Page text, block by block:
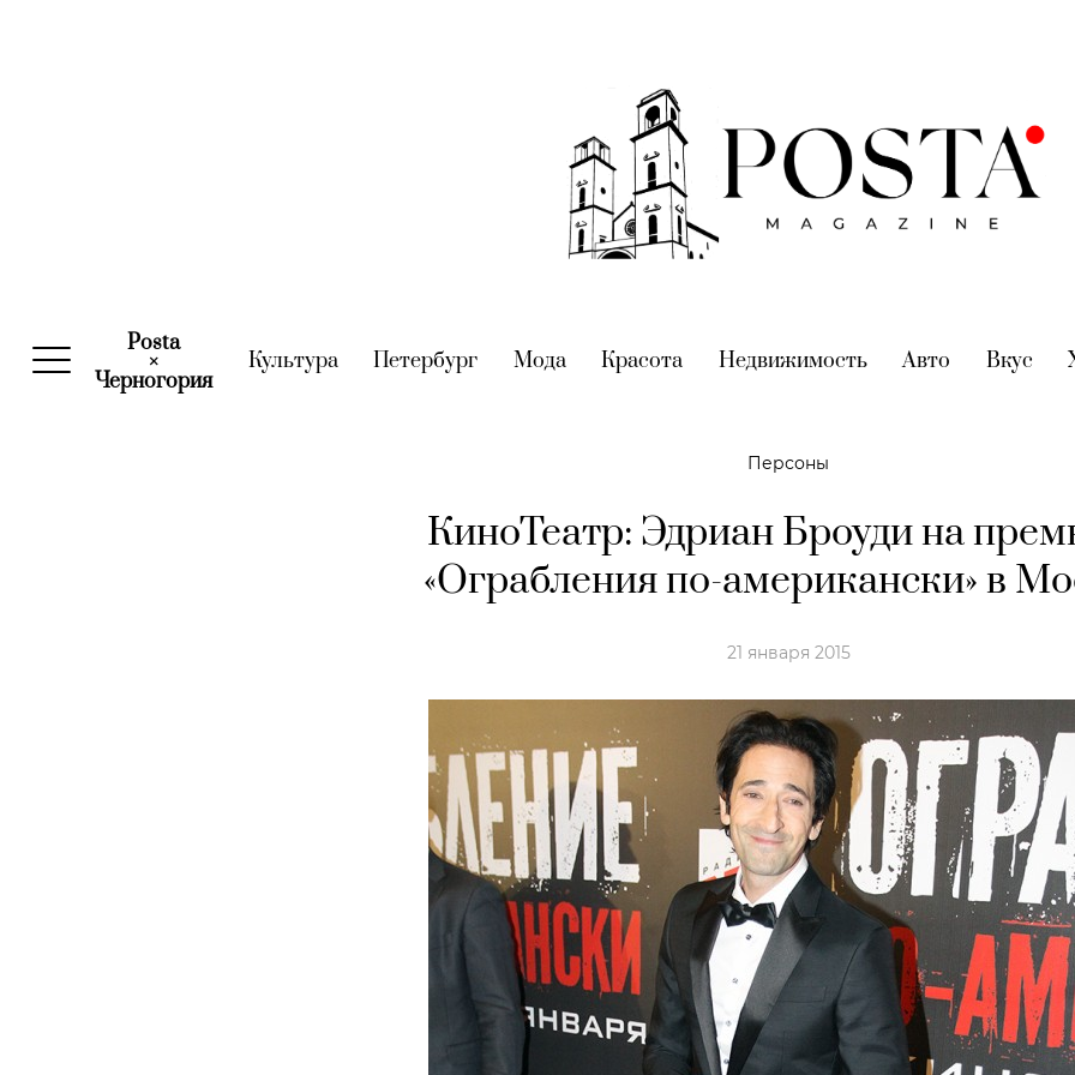
Posta
×
Черногория(current)
Культура(current)
Петербург (current)
Мода(current)
Красота (current)
Недвижимость(current)
Авто (current)
Вкус
Персоны
КиноТеатр: Эдриан Броуди на
«Ограбления по-американски» в
21 января 2015